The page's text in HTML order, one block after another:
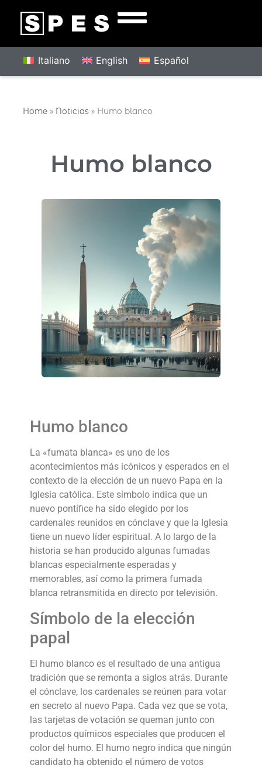
Italiano English Español
Home » Noticias » Humo blanco
Humo blanco
Humo blanco
La «fumata blanca» es uno de los
acontecimientos más icónicos y esperados en el
contexto de la elección de un nuevo Papa en la
Iglesia católica. Este símbolo indica que un
nuevo pontífice ha sido elegido por los
cardenales reunidos en cónclave y que la Iglesia
tiene un nuevo líder espiritual. A lo largo de la
historia se han producido algunas fumadas
blancas especialmente esperadas y
memorables, así como la primera fumada
blanca retransmitida en directo por televisión.
Símbolo de la elección
papal
El humo blanco es el resultado de una antigua
tradición que se remonta a siglos atrás. Durante
el cónclave, los cardenales se reúnen para votar
en secreto al nuevo Papa. Cada vez que se vota,
las tarjetas de votación se queman junto con
productos químicos especiales que producen el
color del humo. El humo negro indica que ningún
candidato ha obtenido el número de votos